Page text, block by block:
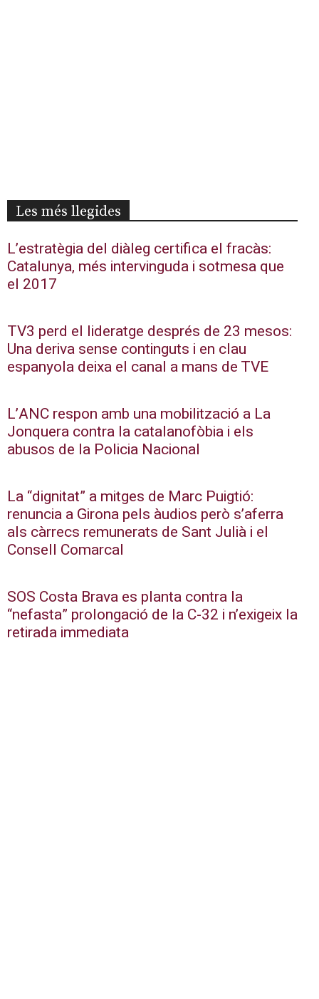
Les més llegides
L’estratègia del diàleg certifica el fracàs:
Catalunya, més intervinguda i sotmesa que
el 2017
TV3 perd el lideratge després de 23 mesos:
Una deriva sense continguts i en clau
espanyola deixa el canal a mans de TVE
L’ANC respon amb una mobilització a La
Jonquera contra la catalanofòbia i els
abusos de la Policia Nacional
La “dignitat” a mitges de Marc Puigtió:
renuncia a Girona pels àudios però s’aferra
als càrrecs remunerats de Sant Julià i el
Consell Comarcal
SOS Costa Brava es planta contra la
“nefasta” prolongació de la C-32 i n’exigeix la
retirada immediata